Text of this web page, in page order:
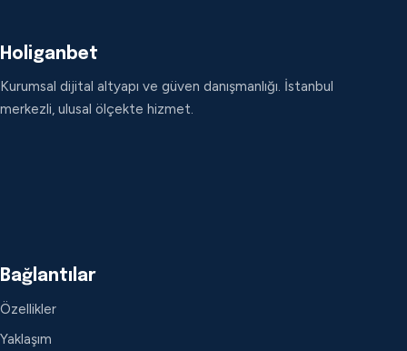
Holiganbet
Kurumsal dijital altyapı ve güven danışmanlığı. İstanbul
merkezli, ulusal ölçekte hizmet.
Bağlantılar
Özellikler
Yaklaşım